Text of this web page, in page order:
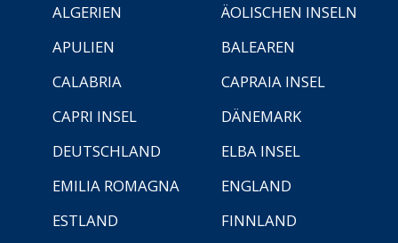
ALGERIEN
ÄOLISCHEN INSELN
APULIEN
BALEAREN
CALABRIA
CAPRAIA INSEL
CAPRI INSEL
DÄNEMARK
DEUTSCHLAND
ELBA INSEL
EMILIA ROMAGNA
ENGLAND
ESTLAND
FINNLAND